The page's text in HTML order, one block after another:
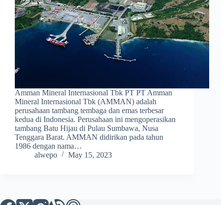
Amman Mineral Internasional Tbk PT PT Amman
Mineral Internasional Tbk (AMMAN) adalah
perusahaan tambang tembaga dan emas terbesar
kedua di Indonesia. Perusahaan ini mengoperasikan
tambang Batu Hijau di Pulau Sumbawa, Nusa
Tenggara Barat. AMMAN didirikan pada tahun
1986 dengan nama…
alwepo
May 15, 2023